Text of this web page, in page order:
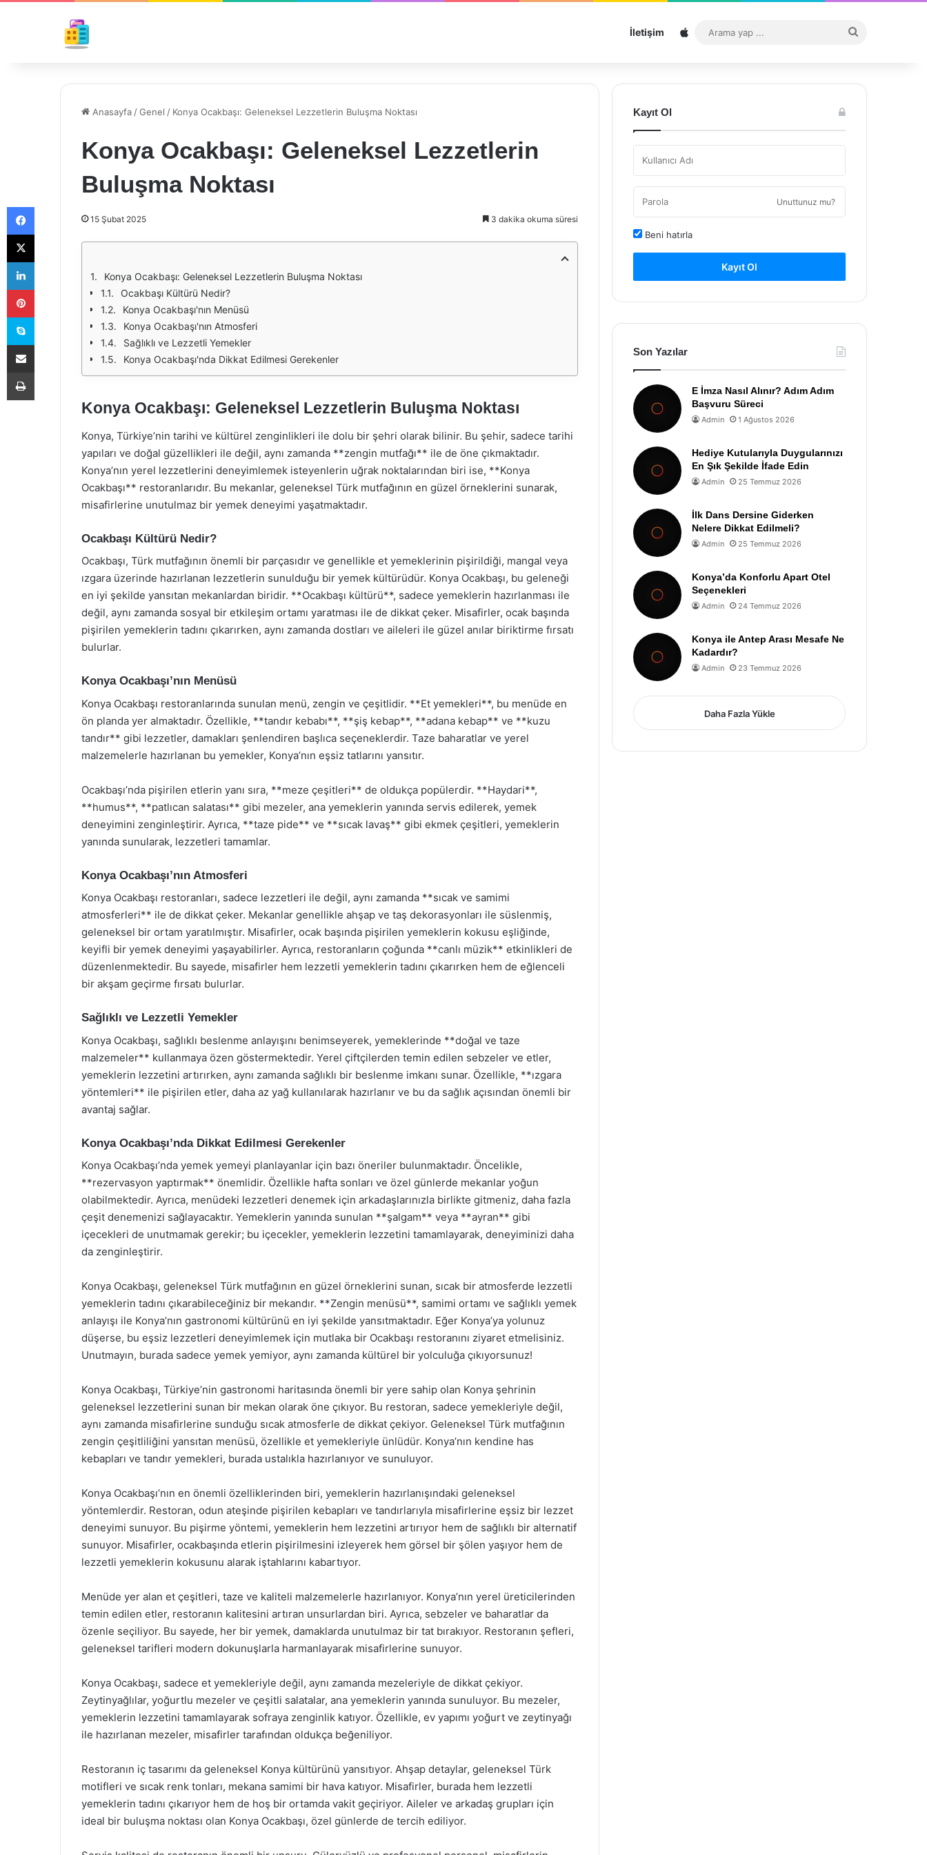
İletişim Sitemap
...
Anasayfa /Genel / Konya Ocakbaşı: Geleneksel Lezzetlerin Buluşma Noktası
Konya Ocakbaşı: Geleneksel Lezzetlerin
Buluşma Noktası
15 Şubat 2025 3 dakika okuma süresi
Konya Ocakbaşı: Geleneksel Lezzetlerin Buluşma Noktası
Ocakbaşı Kültürü Nedir?
Konya Ocakbaşı'nın Menüsü
Konya Ocakbaşı'nın Atmosferi
Sağlıklı ve Lezzetli Yemekler
Konya Ocakbaşı'nda Dikkat Edilmesi Gerekenler
Konya Ocakbaşı: Geleneksel Lezzetlerin Buluşma Noktası
Konya, Türkiye’nin tarihi ve kültürel zenginlikleri ile dolu bir şehri olarak bilinir. Bu şehir, sadece tarihi
yapıları ve doğal güzellikleri ile değil, aynı zamanda **zengin mutfağı** ile de öne çıkmaktadır.
Konya’nın yerel lezzetlerini deneyimlemek isteyenlerin uğrak noktalarından biri ise, **Konya
Ocakbaşı** restoranlarıdır. Bu mekanlar, geleneksel Türk mutfağının en güzel örneklerini sunarak,
misafirlerine unutulmaz bir yemek deneyimi yaşatmaktadır.
Ocakbaşı Kültürü Nedir?
Ocakbaşı, Türk mutfağının önemli bir parçasıdır ve genellikle et yemeklerinin pişirildiği, mangal veya
ızgara üzerinde hazırlanan lezzetlerin sunulduğu bir yemek kültürüdür. Konya Ocakbaşı, bu geleneği
en iyi şekilde yansıtan mekanlardan biridir. **Ocakbaşı kültürü**, sadece yemeklerin hazırlanması ile
değil, aynı zamanda sosyal bir etkileşim ortamı yaratması ile de dikkat çeker. Misafirler, ocak başında
pişirilen yemeklerin tadını çıkarırken, aynı zamanda dostları ve aileleri ile güzel anılar biriktirme fırsatı
bulurlar.
Konya Ocakbaşı’nın Menüsü
Konya Ocakbaşı restoranlarında sunulan menü, zengin ve çeşitlidir. **Et yemekleri**, bu menüde en
ön planda yer almaktadır. Özellikle, **tandır kebabı**, **şiş kebap**, **adana kebap** ve **kuzu
tandır** gibi lezzetler, damakları şenlendiren başlıca seçeneklerdir. Taze baharatlar ve yerel
malzemelerle hazırlanan bu yemekler, Konya’nın eşsiz tatlarını yansıtır.
Ocakbaşı’nda pişirilen etlerin yanı sıra, **meze çeşitleri** de oldukça popülerdir. **Haydari**,
**humus**, **patlıcan salatası** gibi mezeler, ana yemeklerin yanında servis edilerek, yemek
deneyimini zenginleştirir. Ayrıca, **taze pide** ve **sıcak lavaş** gibi ekmek çeşitleri, yemeklerin
yanında sunularak, lezzetleri tamamlar.
Konya Ocakbaşı’nın Atmosferi
Konya Ocakbaşı restoranları, sadece lezzetleri ile değil, aynı zamanda **sıcak ve samimi
atmosferleri** ile de dikkat çeker. Mekanlar genellikle ahşap ve taş dekorasyonları ile süslenmiş,
geleneksel bir ortam yaratılmıştır. Misafirler, ocak başında pişirilen yemeklerin kokusu eşliğinde,
keyifli bir yemek deneyimi yaşayabilirler. Ayrıca, restoranların çoğunda **canlı müzik** etkinlikleri de
düzenlenmektedir. Bu sayede, misafirler hem lezzetli yemeklerin tadını çıkarırken hem de eğlenceli
bir akşam geçirme fırsatı bulurlar.
Sağlıklı ve Lezzetli Yemekler
Konya Ocakbaşı, sağlıklı beslenme anlayışını benimseyerek, yemeklerinde **doğal ve taze
malzemeler** kullanmaya özen göstermektedir. Yerel çiftçilerden temin edilen sebzeler ve etler,
yemeklerin lezzetini artırırken, aynı zamanda sağlıklı bir beslenme imkanı sunar. Özellikle, **ızgara
yöntemleri** ile pişirilen etler, daha az yağ kullanılarak hazırlanır ve bu da sağlık açısından önemli bir
avantaj sağlar.
Konya Ocakbaşı’nda Dikkat Edilmesi Gerekenler
Konya Ocakbaşı’nda yemek yemeyi planlayanlar için bazı öneriler bulunmaktadır. Öncelikle,
**rezervasyon yaptırmak** önemlidir. Özellikle hafta sonları ve özel günlerde mekanlar yoğun
olabilmektedir. Ayrıca, menüdeki lezzetleri denemek için arkadaşlarınızla birlikte gitmeniz, daha fazla
çeşit denemenizi sağlayacaktır. Yemeklerin yanında sunulan **şalgam** veya **ayran** gibi
içecekleri de unutmamak gerekir; bu içecekler, yemeklerin lezzetini tamamlayarak, deneyiminizi daha
da zenginleştirir.
Konya Ocakbaşı, geleneksel Türk mutfağının en güzel örneklerini sunan, sıcak bir atmosferde lezzetli
yemeklerin tadını çıkarabileceğiniz bir mekandır. **Zengin menüsü**, samimi ortamı ve sağlıklı yemek
anlayışı ile Konya’nın gastronomi kültürünü en iyi şekilde yansıtmaktadır. Eğer Konya’ya yolunuz
düşerse, bu eşsiz lezzetleri deneyimlemek için mutlaka bir Ocakbaşı restoranını ziyaret etmelisiniz.
Unutmayın, burada sadece yemek yemiyor, aynı zamanda kültürel bir yolculuğa çıkıyorsunuz!
Konya Ocakbaşı, Türkiye’nin gastronomi haritasında önemli bir yere sahip olan Konya şehrinin
geleneksel lezzetlerini sunan bir mekan olarak öne çıkıyor. Bu restoran, sadece yemekleriyle değil,
aynı zamanda misafirlerine sunduğu sıcak atmosferle de dikkat çekiyor. Geleneksel Türk mutfağının
zengin çeşitliliğini yansıtan menüsü, özellikle et yemekleriyle ünlüdür. Konya’nın kendine has
kebapları ve tandır yemekleri, burada ustalıkla hazırlanıyor ve sunuluyor.
Konya Ocakbaşı’nın en önemli özelliklerinden biri, yemeklerin hazırlanışındaki geleneksel
yöntemlerdir. Restoran, odun ateşinde pişirilen kebapları ve tandırlarıyla misafirlerine eşsiz bir lezzet
deneyimi sunuyor. Bu pişirme yöntemi, yemeklerin hem lezzetini artırıyor hem de sağlıklı bir alternatif
sunuyor. Misafirler, ocakbaşında etlerin pişirilmesini izleyerek hem görsel bir şölen yaşıyor hem de
lezzetli yemeklerin kokusunu alarak iştahlarını kabartıyor.
Menüde yer alan et çeşitleri, taze ve kaliteli malzemelerle hazırlanıyor. Konya’nın yerel üreticilerinden
temin edilen etler, restoranın kalitesini artıran unsurlardan biri. Ayrıca, sebzeler ve baharatlar da
özenle seçiliyor. Bu sayede, her bir yemek, damaklarda unutulmaz bir tat bırakıyor. Restoranın şefleri,
geleneksel tarifleri modern dokunuşlarla harmanlayarak misafirlerine sunuyor.
Konya Ocakbaşı, sadece et yemekleriyle değil, aynı zamanda mezeleriyle de dikkat çekiyor.
Zeytinyağlılar, yoğurtlu mezeler ve çeşitli salatalar, ana yemeklerin yanında sunuluyor. Bu mezeler,
yemeklerin lezzetini tamamlayarak sofraya zenginlik katıyor. Özellikle, ev yapımı yoğurt ve zeytinyağı
ile hazırlanan mezeler, misafirler tarafından oldukça beğeniliyor.
Restoranın iç tasarımı da geleneksel Konya kültürünü yansıtıyor. Ahşap detaylar, geleneksel Türk
motifleri ve sıcak renk tonları, mekana samimi bir hava katıyor. Misafirler, burada hem lezzetli
yemeklerin tadını çıkarıyor hem de hoş bir ortamda vakit geçiriyor. Aileler ve arkadaş grupları için
ideal bir buluşma noktası olan Konya Ocakbaşı, özel günlerde de tercih ediliyor.
Kayıt Ol
Unuttunuz mu?
Beni hatırla
Kayıt Ol
Son Yazılar
E İmza Nasıl Alınır? Adım Adım
Başvuru Süreci
Admin 1 Ağustos 2026
Hediye Kutularıyla Duygularınızı
En Şık Şekilde İfade Edin
Admin 25 Temmuz 2026
İlk Dans Dersine Giderken
Nelere Dikkat Edilmeli?
Admin 25 Temmuz 2026
Konya’da Konforlu Apart Otel
Seçenekleri
Admin 24 Temmuz 2026
Konya ile Antep Arası Mesafe Ne
Kadardır?
Admin 23 Temmuz 2026
Daha Fazla Yükle
Facebook
X
LinkedIn
Pinterest
Skype
E-Posta ile paylaş